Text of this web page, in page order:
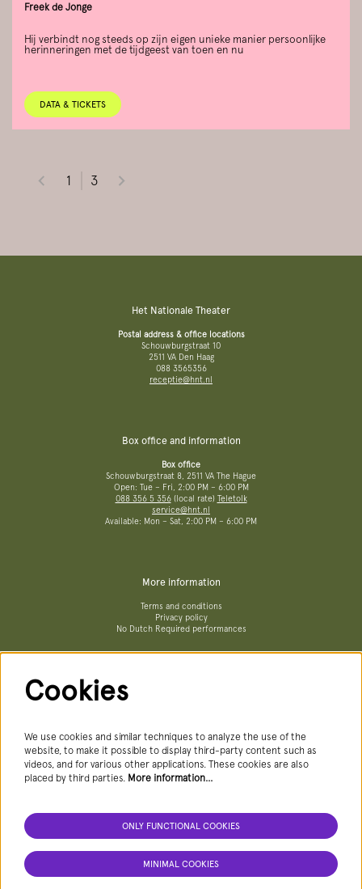
Freek de Jonge
Hij verbindt nog steeds op zijn eigen unieke manier persoonlijke
herinneringen met de tijdgeest van toen en nu
DATA & TICKETS
1 3
Het Nationale Theater
Postal address & office locations
Schouwburgstraat 10
2511 VA Den Haag
088 3565356
receptie@hnt.nl
Box office and information
Box office
Schouwburgstraat 8, 2511 VA The Hague
Open: Tue – Fri, 2:00 PM – 6:00 PM
088 356 5 356(local rate) Teletolk
service@hnt.nl
Available: Mon – Sat, 2:00 PM – 6:00 PM
More information
Terms and conditions
Privacy policy
No Dutch Required performances
Newsletter
SIGN UP NEWSLETTER
Cookies
We use cookies and similar techniques to analyze the use of the
website, to make it possible to display third-party content such as
videos, and for various other applications. These cookies are also
placed by third parties. More information…
ONLY FUNCTIONAL COOKIES
MINIMAL COOKIES